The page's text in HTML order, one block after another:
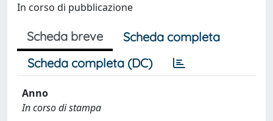
In corso di pubblicazione
Scheda breve
Scheda completa
Scheda completa (DC)
Anno
In corso di stampa